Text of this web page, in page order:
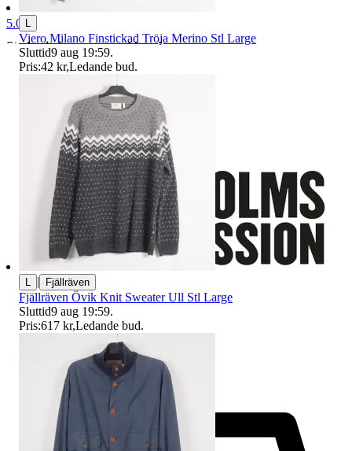
Stadsmissionens second hand
5.0 L
Viero Milano Finstickad Tröja Merino Stl Large
Sluttid9 aug 19:59.
Pris:42 kr,Ledande bud.
L | Fjällräven
Fjällräven Övik Knit Sweater Ull Stl Large
Sluttid9 aug 19:59.
Pris:617 kr,Ledande bud.